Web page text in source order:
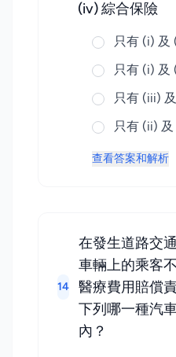
(iv) 綜合保險
只有 (i) 及
只有 (i) 及
只有 (iii)
只有 (ii)
查看答案和解析
14
在發生道路交
車輛上的乘客
醫療費用賠償
下列哪一種汽
內？